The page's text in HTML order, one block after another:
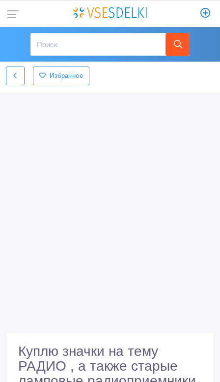
Избранное
Куплю значки на тему
РАДИО , а также старые